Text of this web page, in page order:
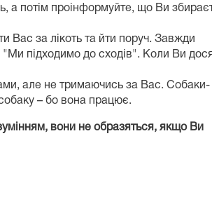
а потім проінформуйте, що Ви
Вас за лікоть та йти поруч. Завжди
підходимо до сходів". Коли Ви
але не тримаючись за Вас. Собаки-
– бо вона працює.
вони не образяться, якщо Ви